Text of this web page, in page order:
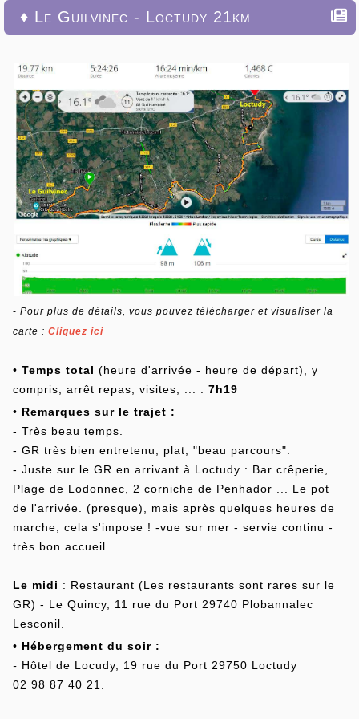
♦ Le Guilvinec - Loctudy 21km
- Pour plus de détails, vous pouvez télécharger et visualiser la
carte : Cliquez ici
• Temps total (heure d'arrivée - heure de départ), y
compris, arrêt repas, visites, ... : 7h19
• Remarques sur le trajet :
- Très beau temps.
- GR très bien entretenu, plat, "beau parcours".
- Juste sur le GR en arrivant à Loctudy : Bar crêperie,
Plage de Lodonnec, 2 corniche de Penhador ... Le pot
de l'arrivée. (presque), mais après quelques heures de
marche, cela s'impose ! -vue sur mer - servie continu -
très bon accueil.
Le midi : Restaurant (Les restaurants sont rares sur le
GR) - Le Quincy, 11 rue du Port 29740 Plobannalec
Lesconil.
• Hébergement du soir :
- Hôtel de Locudy, 19 rue du Port 29750 Loctudy
02 98 87 40 21.